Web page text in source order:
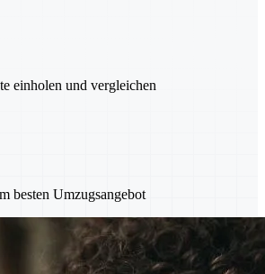
einholen und vergleichen
besten Umzugsangebot